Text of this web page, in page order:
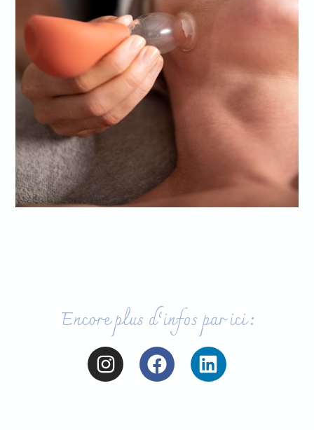
Encore plus d’infos par ici :